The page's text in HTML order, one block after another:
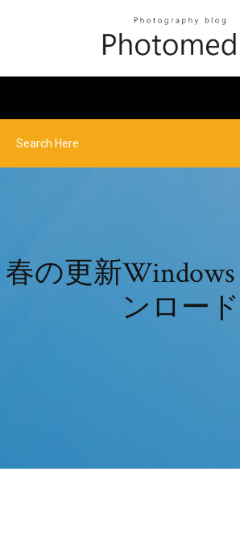
春の更新Windows
ンロード